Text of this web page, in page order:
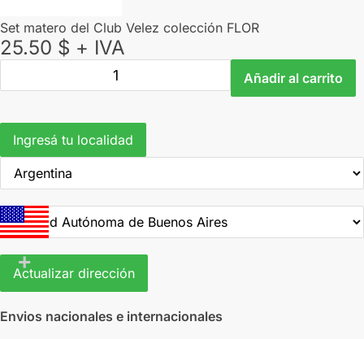
Set matero del Club Velez colección FLOR
25.50 $ + IVA
Velez
colección
cantidad
Añadir al carrito
Ingresá tu localidad
Actualizar dirección
Envios nacionales e internacionales